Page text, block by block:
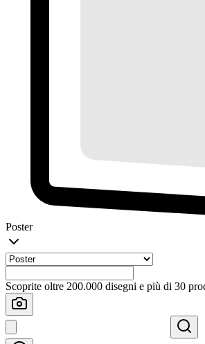
Poster
Scoprite oltre 200.000 disegni e più di 30